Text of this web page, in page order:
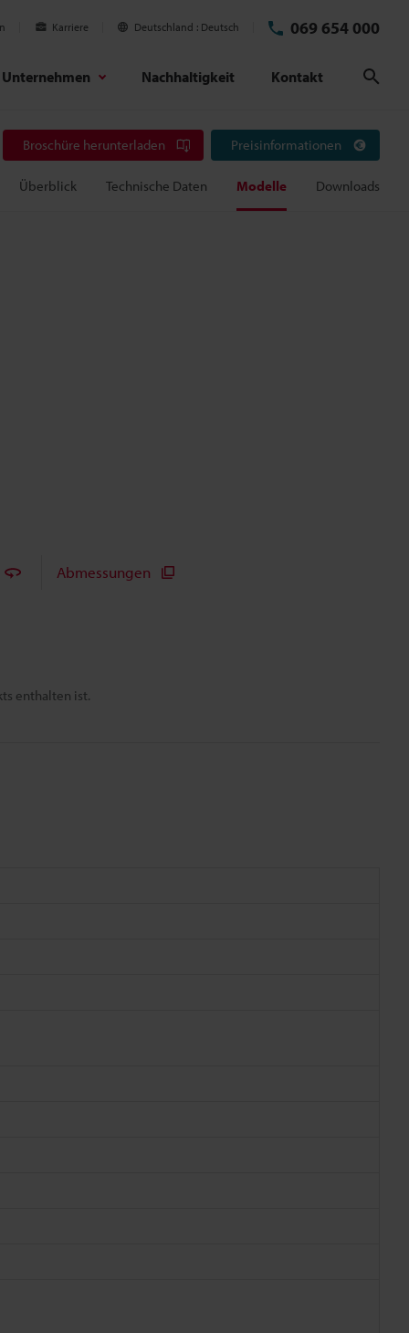
Karriere Deutschland Deutsch 069 654 000
Unternehmen Nachhaltigkeit Kontakt
Broschüre herunterladen Preisinformationen
Überblick Technische Daten Modelle Downloads
enthalten ist.
Abmessungen